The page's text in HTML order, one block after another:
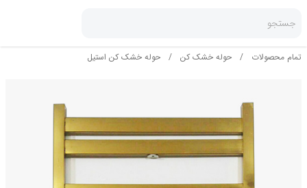
جستجو
تمام محصولات / حوله خشک کن / حوله خشک کن استیل